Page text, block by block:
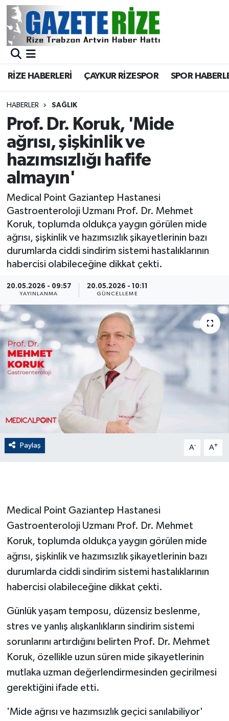
RİZE HABERLERİ ÇAYKUR RİZESPOR SPOR
HABERLER SAĞLIK
Prof. Dr. Koruk, 'Mide
ağrısı, şişkinlik ve
hazımsızlığı hafife
almayın'
Medical Point Gaziantep Hastanesi
Gastroenteroloji Uzmanı Prof. Dr. Mehmet
Koruk, toplumda oldukça yaygın görülen mide
ağrısı, şişkinlik ve hazımsızlık şikayetlerinin bazı
durumlarda ciddi sindirim sistemi hastalıklarının
habercisi olabileceğine dikkat çekti.
20.05.2026 - 09:57
YAYINLANMA
20.05.2026 - 10:11
GÜNCELLEME
Paylaş A- A+
Medical Point Gaziantep Hastanesi
Gastroenteroloji Uzmanı Prof. Dr. Mehmet
Koruk, toplumda oldukça yaygın görülen mide
ağrısı, şişkinlik ve hazımsızlık şikayetlerinin bazı
durumlarda ciddi sindirim sistemi hastalıklarının
habercisi olabileceğine dikkat çekti.
Günlük yaşam temposu, düzensiz beslenme,
stres ve yanlış alışkanlıkların sindirim sistemi
sorunlarını artırdığını belirten Prof. Dr. Mehmet
Koruk, özellikle uzun süren mide şikayetlerinin
mutlaka uzman değerlendirmesinden geçirilmesi
gerektiğini ifade etti.
'Mide ağrısı ve hazımsızlık geçici sanılabiliyor'
BÖLGEMİZ
Asayiş
Rize Jandarma Komutanlığı
Bilim Teknoloji
Advertising news
Canlı Maç
ÇEVRE
EĞİTİM
EKONOMİ
English News
Flaş Haber
Gayrimenkul
GÜNDEM
HABERDE İNSAN
İNSAN
İş Dünyası
Jandarma
Kadın
KÜLTÜR SANAT
MAGAZİN
Merkez Nöbetçi Eczaneler
Merkez Trafik Yoğunluk Haritası
Süper Lig Puan Durumu ve Fikstür
Tüm Manşetler
Son Dakika Haberleri
Haber Arşivi